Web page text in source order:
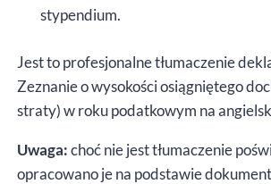
stypendium.
Jest to profesjonalne tłumaczenie
Zeznanie o wysokości osiągniętego
straty) w roku podatkowym na
Uwaga:choć nie jest tłumaczenie
opracowano je na podstawie